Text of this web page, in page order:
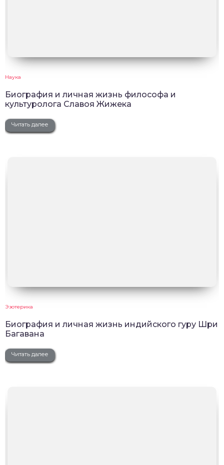
Наука
Биография и личная жизнь философа и
культуролога Славоя Жижека
Читать далее
Эзотерика
Биография и личная жизнь индийского гуру Шри
Багавана
Читать далее